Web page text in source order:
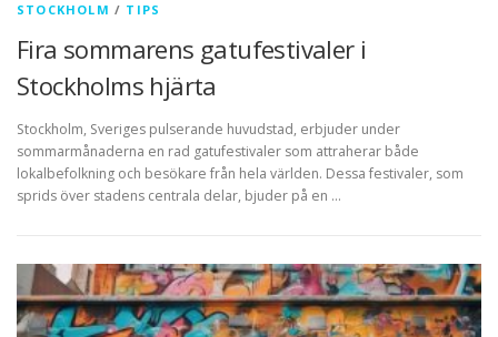
STOCKHOLM / TIPS
Fira sommarens gatufestivaler i
Stockholms hjärta
Stockholm, Sveriges pulserande huvudstad, erbjuder under
sommarmånaderna en rad gatufestivaler som attraherar både
lokalbefolkning och besökare från hela världen. Dessa festivaler, som
sprids över stadens centrala delar, bjuder på en …